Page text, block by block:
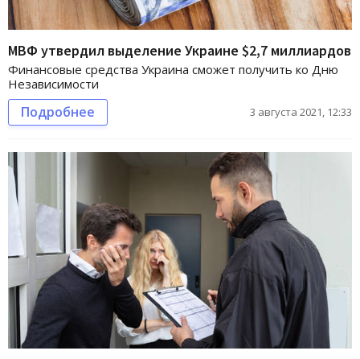
МВФ утвердил выделение Украине $2,7 миллиардов
Финансовые средства Украина сможет получить ко Дню
Независимости
Подробнее 3 августа 2021, 12:33